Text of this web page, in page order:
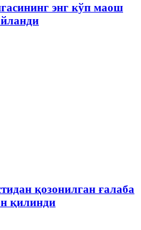
энг кўп маош
қозонилган ғалаба
қилинди